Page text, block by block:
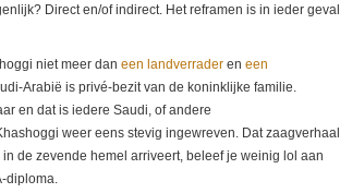
Direct en/of indirect. Het reframen is in ieder geval
niet meer dan een landverrader en een
Arabië is privé-bezit van de koninklijke familie.
en dat is iedere Saudi, of andere
weer eens stevig ingewreven. Dat zaagverhaal
de zevende hemel arriveert, beleef je weinig lol aan
diploma.